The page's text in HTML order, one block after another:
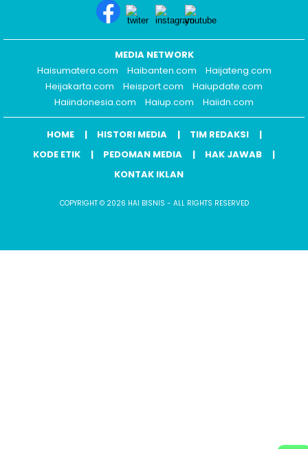
MEDIA NETWORK
Haisumatera.com
Haibanten.com
Haijateng.com
Heijakarta.com
Heisport.com
Haiupdate.com
Haiindonesia.com
Haiup.com Haiidn.com
HOME HISTORI MEDIA
TIM REDAKSI
KODE ETIK
PEDOMAN MEDIA
HAK JAWAB
KONTAK IKLAN
COPYRIGHT © 2026 HAI BISNIS - ALL RIGHTS RESERVED